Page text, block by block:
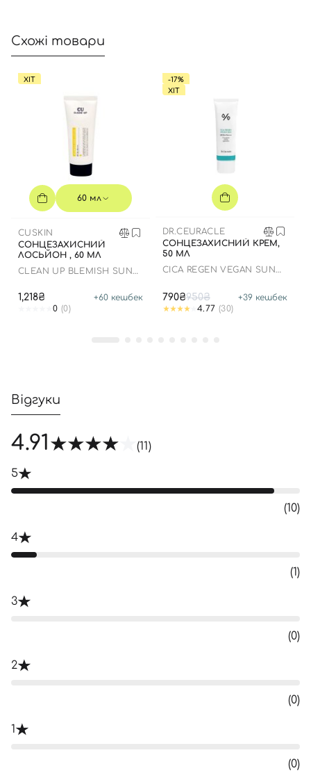
Схожі товари
ХІТ
60 мл
CUSKIN
СОНЦЕЗАХИСНИЙ
ЛОСЬЙОН , 60 МЛ
CLEAN UP BLEMISH SUN
1,218₴ +60 кешбек
0 (0)
-17%
ХІТ
DR.CEURACLE
СОНЦЕЗАХИСНИЙ КРЕМ,
50 МЛ
СICA REGEN VEGAN SUN
790₴950₴ +39 кешбек
4.77 (30)
Відгуки
4.91 (11)
5
(10)
4
(1)
3
(0)
2
(0)
1
(0)
Вхід Реєстрація
Номер телефону
Відправляючи форму для авторизації/реєстрації ви
Далі